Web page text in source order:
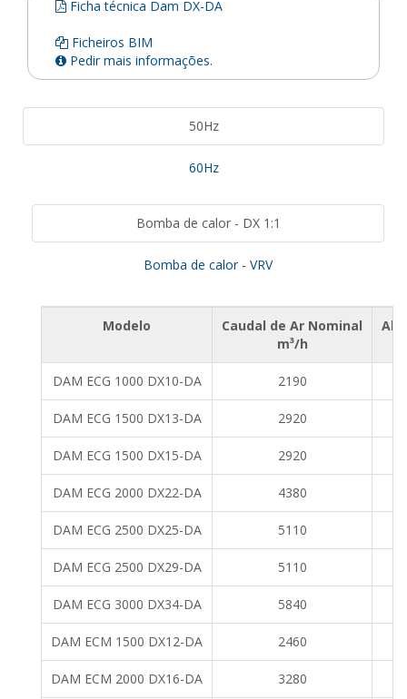
Ficha técnica Dam DX-DA
Ficheiros BIM
Pedir mais informações.
50Hz
60Hz
Bomba de calor - DX 1:1
Bomba de calor - VRV
Modelo
Caudal de Ar Nominal
m³/h
DAM ECG 1000 DX10-DA 2190
DAM ECG 1500 DX13-DA 2920
DAM ECG 1500 DX15-DA 2920
DAM ECG 2000 DX22-DA 4380
DAM ECG 2500 DX25-DA 5110
DAM ECG 2500 DX29-DA 5110
DAM ECG 3000 DX34-DA 5840
DAM ECM 1500 DX12-DA 2460
DAM ECM 2000 DX16-DA 3280